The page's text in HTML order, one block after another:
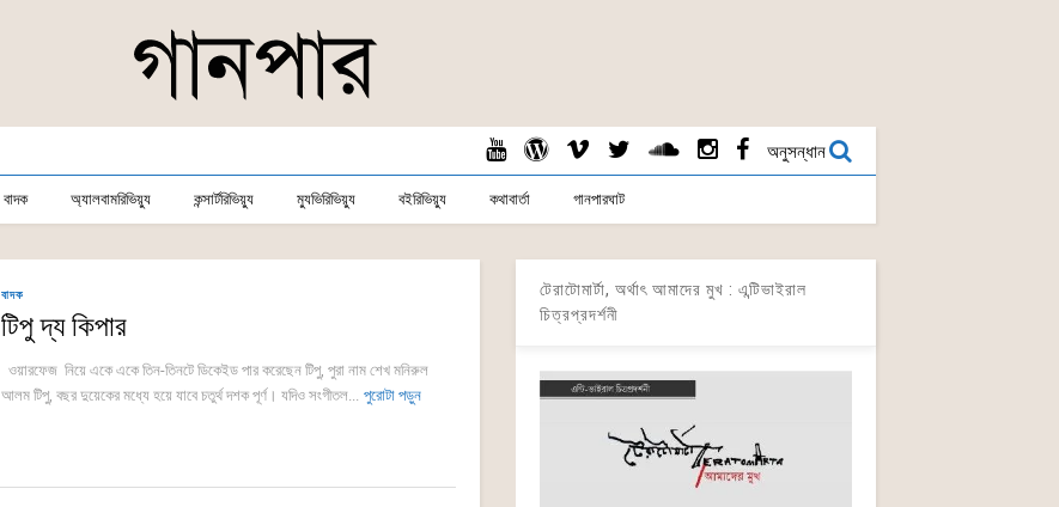
অনুসন্ধান
বাদক অ্যালবামরিভিয়্যু কন্সার্টরিভিয়্যু ম্যুভিরিভিয়্যু বইরিভিয়্যু কথাবার্তা গানপারঘাট
বাদক
টিপু দ্য কিপার
ওয়ারফেজ নিয়ে একে একে তিন-তিনটে ডিকেইড পার করেছেন টিপু, পুরা নাম শেখ মনিরুল
আলম টিপু, বছর দুয়েকের মধ্যে হয়ে যাবে চতুর্থ দশক পূর্ণ। যদিও সংগীতল... পুরোটা পড়ুন
টেরাটোমার্টা, অর্থাৎ আমাদের মুখ : এন্টিভাইরাল
চিত্রপ্রদর্শনী